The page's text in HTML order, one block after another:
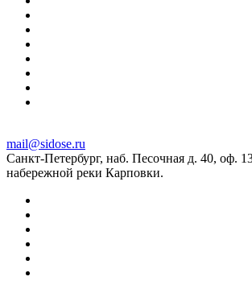
mail@sidose.ru
Санкт-Петербург, наб. Песочная д. 40, оф.
набережной реки Карповки.